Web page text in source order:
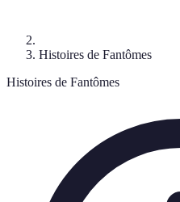
Histoires de Fantômes
Histoires de Fantômes